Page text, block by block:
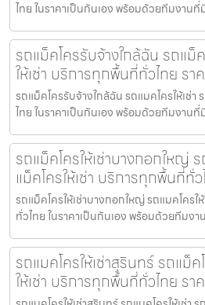
ไทย ในราคาเป็นกันเอง พร้อมด้วยทีมงาน
รถแม็คโครรับจ้างใกล้ฉัน รถแม็
ให้เช่า บริการทุกพื้นที่ทั่วไทย รา
รถแม็คโครรับจ้างใกล้ฉัน รถแมคโครให้เช่า
ไทย ในราคาเป็นกันเอง พร้อมด้วยทีมงาน
รถแม็คโครให้เช่าบางกอกใหญ่
แม็คโครให้เช่า บริการทุกพื้นที่ทั่
รถแม็คโครให้เช่าบางกอกใหญ่ รถแมคโครใ
ทั่วไทย ในราคาเป็นกันเอง พร้อมด้วยทีมง
รถแมคโครให้เช่าสุรินทร์ รถแม็
ให้เช่า บริการทุกพื้นที่ทั่วไทย รา